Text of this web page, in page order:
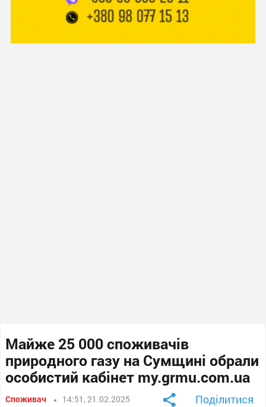
Майже 25 000 споживачів
природного газу на Сумщині обрали
особистий кабінет my.grmu.com.ua
Споживач 14:51, 21.02.2025 Поділитися